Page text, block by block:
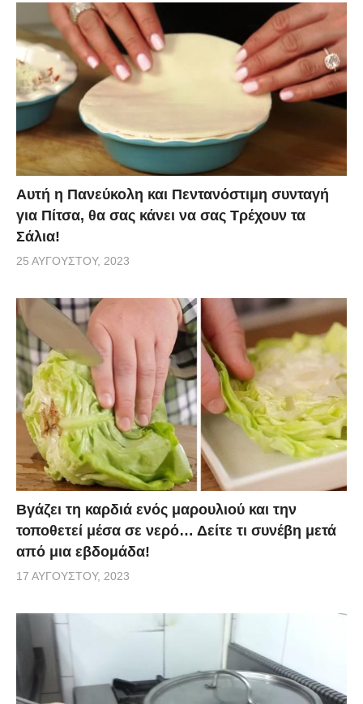
Αυτή η Πανεύκολη και Πεντανόστιμη συνταγή
για Πίτσα, θα σας κάνει να σας Τρέχουν τα
Σάλια!
25 ΑΥΓΟΎΣΤΟΥ, 2023
Βγάζει τη καρδιά ενός μαρουλιού και την
τοποθετεί μέσα σε νερό… Δείτε τι συνέβη μετά
από μια εβδομάδα!
17 ΑΥΓΟΎΣΤΟΥ, 2023